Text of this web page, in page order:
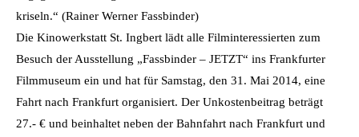
kriseln.“ (Rainer Werner Fassbinder)
Die Kinowerkstatt St. Ingbert lädt alle Filminteressierten zum
Besuch der Ausstellung „Fassbinder – JETZT“ ins Frankfurter
Filmmuseum ein und hat für Samstag, den 31. Mai 2014, eine
Fahrt nach Frankfurt organisiert. Der Unkostenbeitrag beträgt
27.- € und beinhaltet neben der Bahnfahrt nach Frankfurt und